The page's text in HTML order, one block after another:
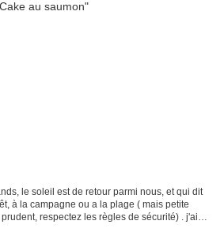
le soleil est de retour parmi nous, et qui dit
à la campagne ou a la plage ( mais petite
respectez les règles de sécurité) . j'ai